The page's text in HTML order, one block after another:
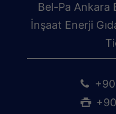
Bel-Pa Ankara
İnşaat Enerji